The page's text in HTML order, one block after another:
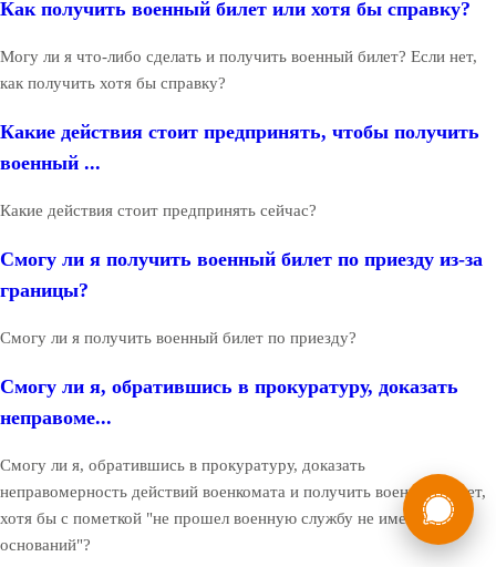
Как получить военный билет или хотя бы справку?
Могу ли я что-либо сделать и получить военный билет? Если нет,
как получить хотя бы справку?
Какие действия стоит предпринять, чтобы получить
военный ...
Какие действия стоит предпринять сейчас?
Смогу ли я получить военный билет по приезду из-за
границы?
Смогу ли я получить военный билет по приезду?
Смогу ли я, обратившись в прокуратуру, доказать
неправоме...
Смогу ли я, обратившись в прокуратуру, доказать
неправомерность действий военкомата и получить военный билет,
хотя бы с пометкой "не прошел военную службу не имея на то
оснований"?
Мы в
Бесплатная
консультация